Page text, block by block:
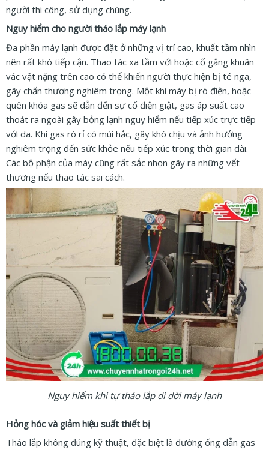
người thi công, sử dụng chúng.
Nguy hiểm cho người tháo lắp máy lạnh
Đa phần máy lạnh được đặt ở những vị trí cao, khuất tầm nhìn
nên rất khó tiếp cận. Thao tác xa tầm với hoặc cố gắng khuân
vác vật nặng trên cao có thể khiến người thực hiện bị té ngã,
gây chấn thương nghiêm trọng. Một khi máy bị rò điện, hoặc
quên khóa gas sẽ dẫn đến sự cố điện giật, gas áp suất cao
thoát ra ngoài gây bỏng lạnh nguy hiểm nếu tiếp xúc trực tiếp
với da. Khí gas rò rỉ có mùi hắc, gây khó chịu và ảnh hưởng
nghiêm trọng đến sức khỏe nếu tiếp xúc trong thời gian dài.
Các bộ phận của máy cũng rất sắc nhọn gây ra những vết
thương nếu thao tác sai cách.
Nguy hiểm khi tự tháo lắp di dời máy lạnh
Hỏng hóc và giảm hiệu suất thiết bị
Tháo lắp không đúng kỹ thuật, đặc biệt là đường ống dẫn gas